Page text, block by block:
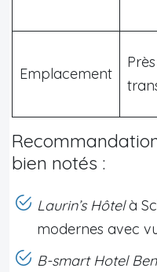
Emplacement
Près
bien notés :
Laurin’s Hôtelà
modernes avec
B-smart Hotel